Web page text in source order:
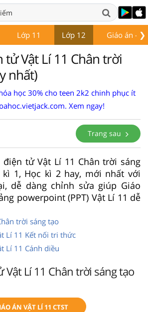
❯
Lớp 11 Lớp 12 Giáo án -
tử Vật Lí 11 Chân trời
nhất)
học 30% cho teen 2k2 chinh phục ít
Xem ngay!
Trang sau
tử Vật Lí 11 Chân trời sáng
1, Học kì 2 hay, mới nhất với
dễ dàng chỉnh sửa giúp Giáo
powerpoint (PPT) Vật Lí 11 dễ
trời sáng tạo
Lí 11 Kết nối tri thức
Lí 11 Cánh diều
Vật Lí 11 Chân trời sáng tạo
ÁN VẬT LÍ 11 CTST